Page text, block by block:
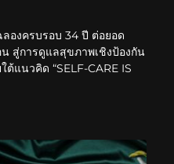
องครบรอบ 34 ปี ต่อยอด
สู่การดูแลสุขภาพเชิงป้องกัน
แนวคิด “SELF-CARE IS